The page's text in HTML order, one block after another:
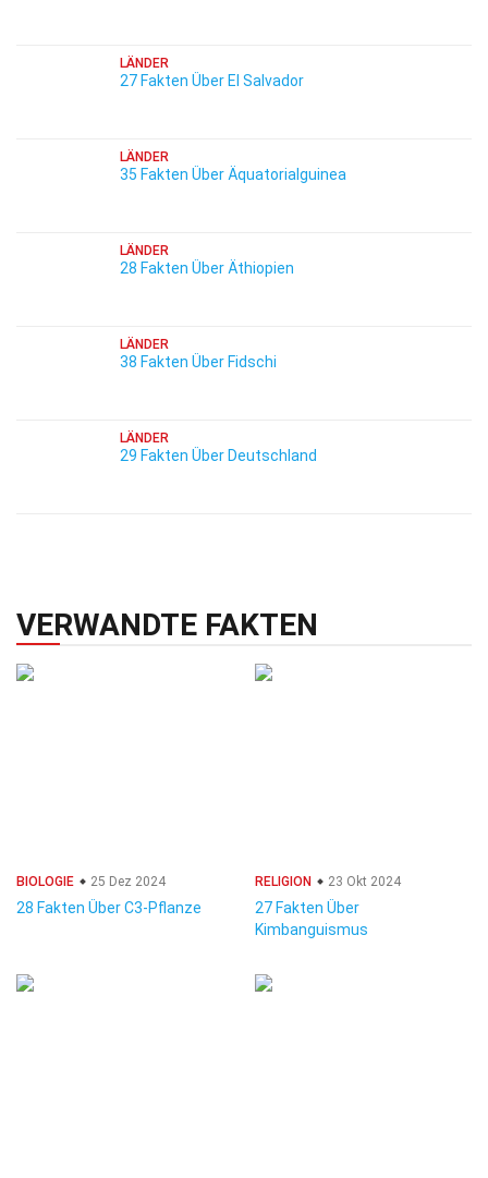
LÄNDER
27 Fakten Über El Salvador
LÄNDER
35 Fakten Über Äquatorialguinea
LÄNDER
28 Fakten Über Äthiopien
LÄNDER
38 Fakten Über Fidschi
LÄNDER
29 Fakten Über Deutschland
VERWANDTE FAKTEN
BIOLOGIE 25 Dez 2024
28 Fakten Über C3-Pflanze
RELIGION 23 Okt 2024
27 Fakten Über
Kimbanguismus